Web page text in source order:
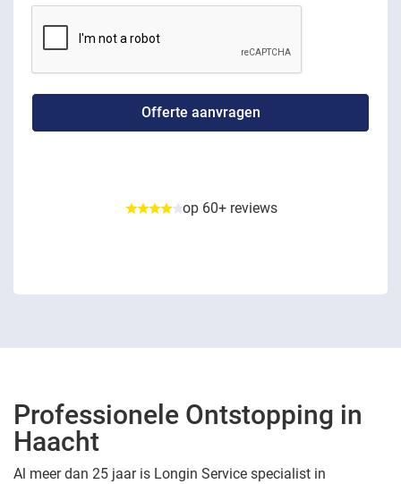
op 60+ reviews
Professionele Ontstopping in
Haacht
Al meer dan 25 jaar is Longin Service specialist in